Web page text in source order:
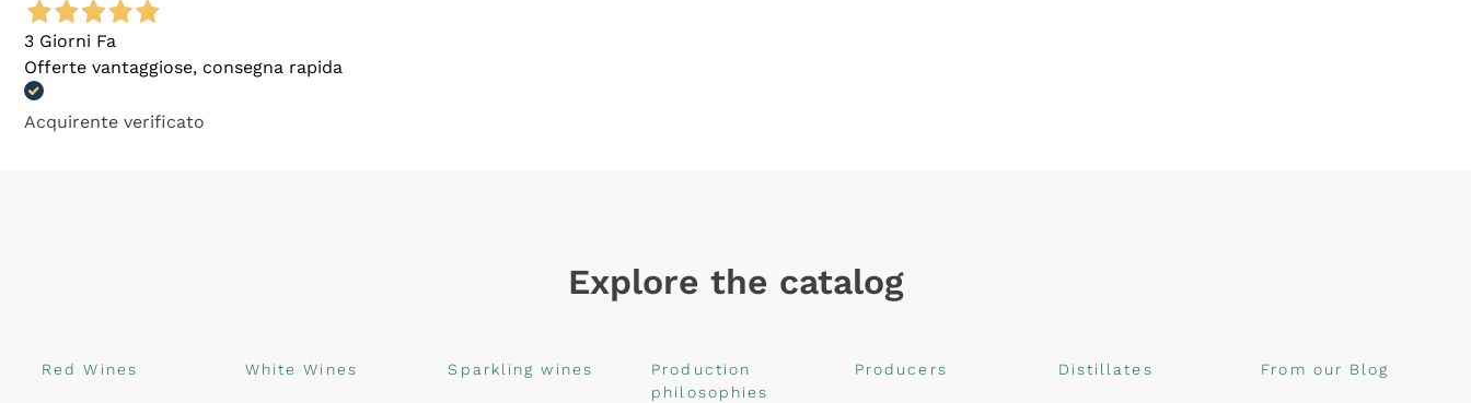
3 Giorni Fa
Offerte vantaggiose, consegna rapida
Acquirente verificato
Explore the catalog
Red Wines White Wines Sparkling wines
Production
philosophies
Producers Distillates From our Blog